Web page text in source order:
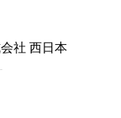
社 西日本